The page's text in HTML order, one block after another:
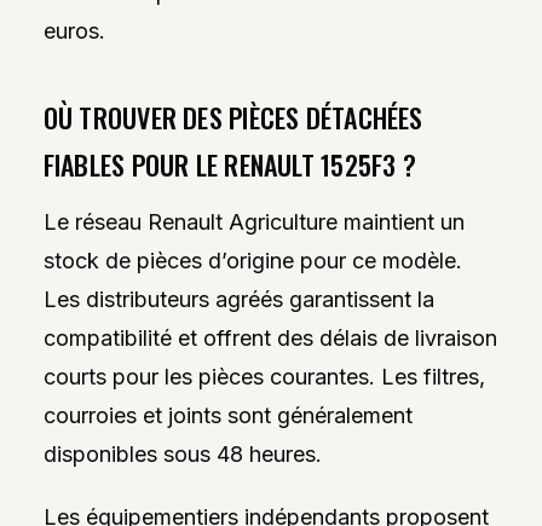
euros.
OÙ TROUVER DES PIÈCES DÉTACHÉES
FIABLES POUR LE RENAULT 1525F3 ?
Le réseau Renault Agriculture maintient un
stock de pièces d’origine pour ce modèle.
Les distributeurs agréés garantissent la
compatibilité et offrent des délais de livraison
courts pour les pièces courantes. Les filtres,
courroies et joints sont généralement
disponibles sous 48 heures.
Les équipementiers indépendants proposent